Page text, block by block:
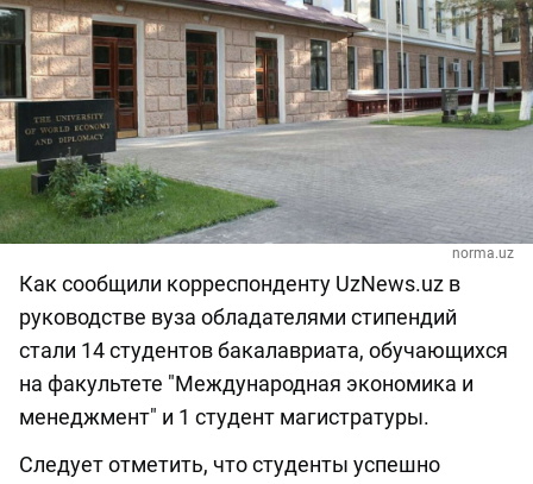
norma.uz
Как сообщили корреспонденту UzNews.uz в
руководстве вуза обладателями стипендий
стали 14 студентов бакалавриата, обучающихся
на факультете "Международная экономика и
менеджмент" и 1 студент магистратуры.
Следует отметить, что студенты успешно